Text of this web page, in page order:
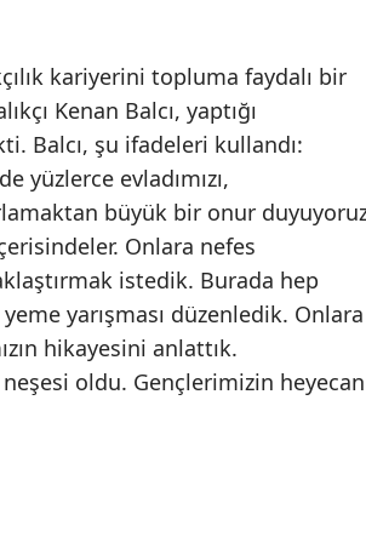
kariyerini topluma faydalı bir
Kenan Balcı, yaptığı
Balcı, şu ifadeleri kullandı:
yüzlerce evladımızı,
büyük bir onur
Onlara nefes
istedik. Burada hep
yarışması düzenledik. Onlara
hikayesini anlattık.
oldu. Gençlerimizin